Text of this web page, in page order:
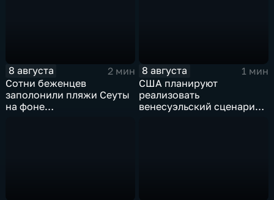
8 августа
2 мин
Сотни беженцев
заполонили пляжи Сеуты
на фоне
8 августа
1 мин
США планируют
реализовать
венесуэльский сценарий